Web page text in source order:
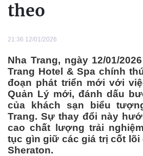
theo
21:36 12/01/2026
Nha Trang, ngày 12/01/
Trang Hotel & Spa chính
đoạn phát triển mới với
Quản Lý mới, đánh dấu
của khách sạn biểu
Trang. Sự thay đổi này
cao chất lượng trải
tục gìn giữ các giá trị cốt
Sheraton.